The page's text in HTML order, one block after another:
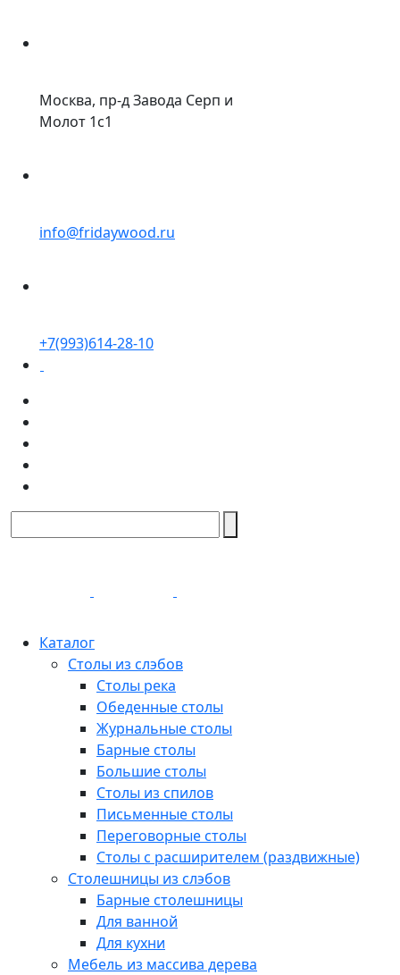
Москва, пр-д Завода Серп и
Молот 1с1
info@fridaywood.ru
+7(993)614-28-10
Каталог
Столы из слэбов
Столы река
Обеденные столы
Журнальные столы
Барные столы
Большие столы
Столы из спилов
Письменные столы
Переговорные столы
Столы с расширителем (раздвижные)
Столешницы из слэбов
Барные столешницы
Для ванной
Для кухни
Мебель из массива дерева